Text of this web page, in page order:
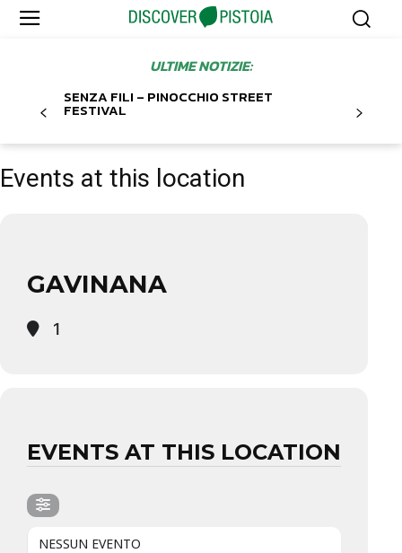
ULTIME NOTIZIE:
SENZA FILI – PINOCCHIO STREET
FESTIVAL
Events at this location
GAVINANA
1
EVENTS AT THIS LOCATION
NESSUN EVENTO